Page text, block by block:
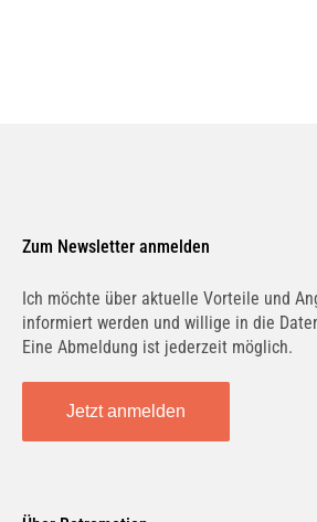
Zum Newsletter anmelden
Ich möchte über aktuelle Vorteile und
informiert werden und willige in die
Eine Abmeldung ist jederzeit möglich.
Jetzt anmelden